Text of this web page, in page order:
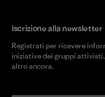
Iscrizione alla newsletter
Registrati per ricevere
iniziative dei gruppi
altro ancora.